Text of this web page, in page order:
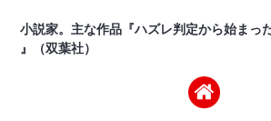
小説家。主な作品『ハズレ判定から始まっ
』（双葉社）